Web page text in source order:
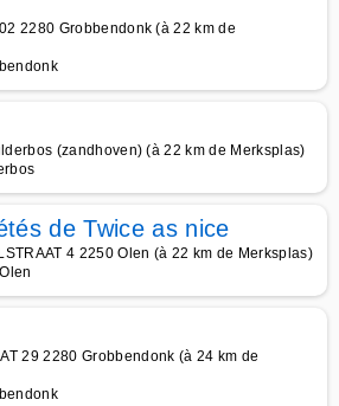
2280 Grobbendonk (à 22 km de
(zandhoven) (à 22 km de Merksplas)
de Twice as nice
4 2250 Olen (à 22 km de Merksplas)
29 2280 Grobbendonk (à 24 km de